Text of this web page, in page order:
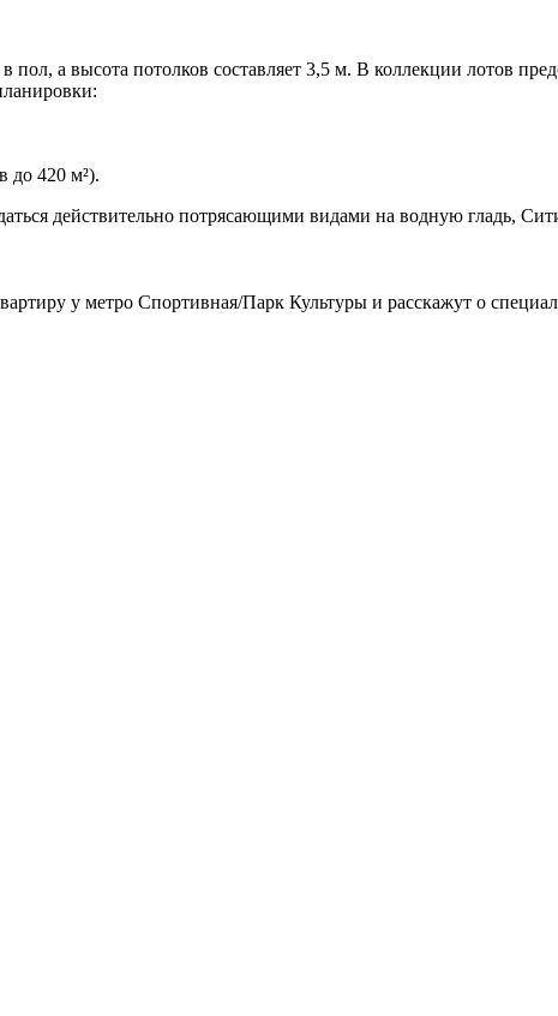
а высота потолков составляет 3,5 м. В коллекции лотов
до 420 м²).
действительно потрясающими видами на водную гладь,
у метро Спортивная/Парк Культуры и расскажут о